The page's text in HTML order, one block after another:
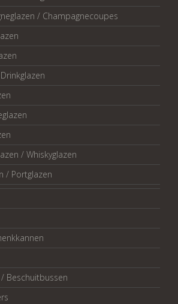
/ Champagnecoupes
/ Whiskyglazen
/ Portglazen
Beschuitbussen